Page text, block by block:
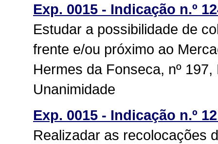
Exp. 0015 - Indicação n.º
Estudar a possibilidade de
frente e/ou próximo ao
Hermes da Fonseca, nº
Unanimidade
Exp. 0015 - Indicação n.º
Realizadar as recolocações